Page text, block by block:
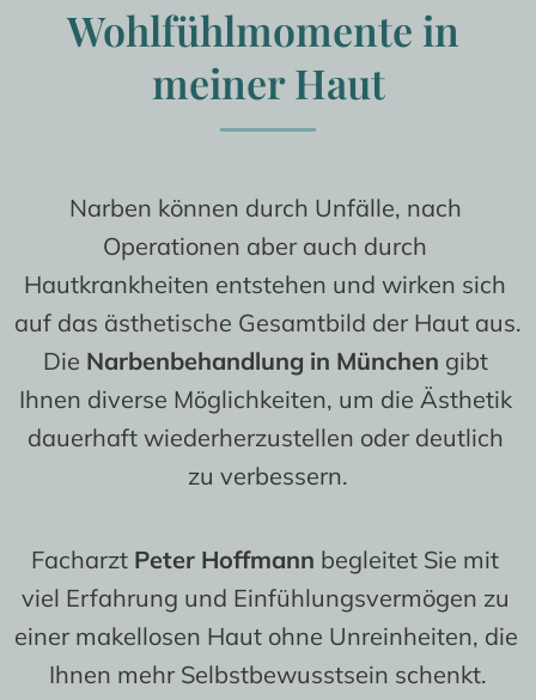
Brustvergrößerung mit Eigenfett
Brustwarzenkorrektur
Bauchnabelkorrektur
Brazilian Butt Lift
Faltenbehandlung
Vor- und Nachsorge
Kosten und Finanzierung
Termin vereinbaren
Wohlfühlmomente in
meiner Haut
Narben können durch Unfälle, nach
Operationen aber auch durch
Hautkrankheiten entstehen und wirken sich
auf das ästhetische Gesamtbild der Haut aus.
Die Narbenbehandlung in München gibt
Ihnen diverse Möglichkeiten, um die Ästhetik
dauerhaft wiederherzustellen oder deutlich
zu verbessern.
Facharzt Peter Hoffmann begleitet Sie mit
viel Erfahrung und Einfühlungsvermögen zu
einer makellosen Haut ohne Unreinheiten, die
Ihnen mehr Selbstbewusstsein schenkt.